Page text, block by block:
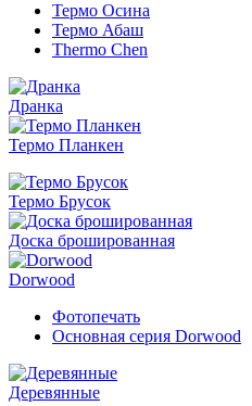
Термо Осина
Термо Абаш
Thermo Chen
Дранка
Термо Планкен
Термо Брусок
Доска брошированная
Dorwood
Фотопечать
Основная серия Dorwood
Деревянные